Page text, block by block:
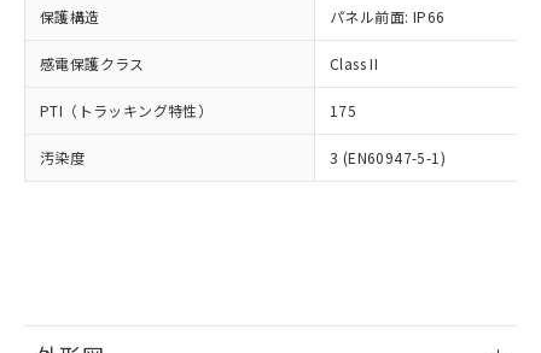
保護構造 パネル前面: IP66
感電保護クラス Class II
PTI（トラッキング特性） 175
汚染度 3 (EN60947-5-1)
販売ネットワーク
」をご確認
在庫状況および標準価格結果を当社の
事前の承諾なく第三者に漏洩または開
示しないようお願いします。
マイパーツ機能（部品リスト作成サー
ビス）をご利用いただくには、I-Web
品・サービスに関するお客様との取
図的な使用がないことを確認しています。
部品在庫の切り替え状況などにより、予定
月が前後することがあります。
「ｅ」：有害物質（10物質）のすべてが基
準値以下であることを示します。
「10」：通常の使用状況下において有害物
質が外部に漏えいし、環境に深刻な影響を
及ぼさない年数を意味します。
武器並びにこれらの製造装置等に一切
当社は、貴社製品を第三者に販売する
場合は、上記1、2および3の内容を当
該第三者に通知します。また当社は、
販売先および販売に係わる関係者が違
法に輸出するおそれがある場合は、取
り引きをいたしません。
いては、お客様のお取引先、ま
たはお客様担当のオムロン制御
機器販売店・当社販売員にご確
受注生産機種、また在庫状況の
情報を公開していない機種